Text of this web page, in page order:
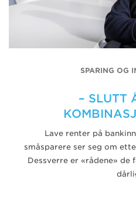
SPARING OG
– SLUTT
Lave renter på
småsparere ser seg om
Dessverre er «rådene» de